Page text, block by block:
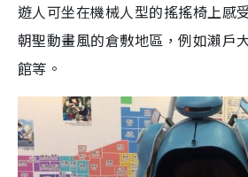
遊人可坐在機械人型的搖搖椅上感
朝聖動畫風的倉敷地區，例如瀨戶
館等。